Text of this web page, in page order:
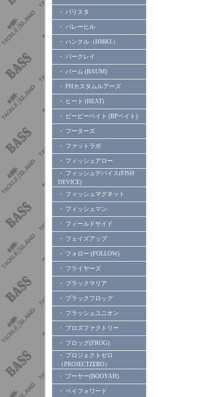
・ バリスタ
・ バレーヒル
・ ハンクル（HMKL）
・ バークレイ
・ バーム (BAUM)
・ PHカスタムルアーズ
・ ヒート (HEAT)
・ ビーピーベイト (BPベイト)
・ フーターズ
・ ファットラボ
・ フィッシュアロー
・ フィッシュデバイス(FISH
DEVICE)
・ フィッシュマグネット
・ フィッシュマン
・ フィールドサイド
・ フェイズアップ
・ フォロー (FOLLOW)
・ フライヤーズ
・ ブラックマリア
・ ブラックフロッグ
・ フラッシュユニオン
・ プロズファクトリー
・ フロッグ(FROG)
・ プロジェクトゼロ
（PROJECTZERO）
・ ブーヤー(BOOYAH)
・ ペイフォワード